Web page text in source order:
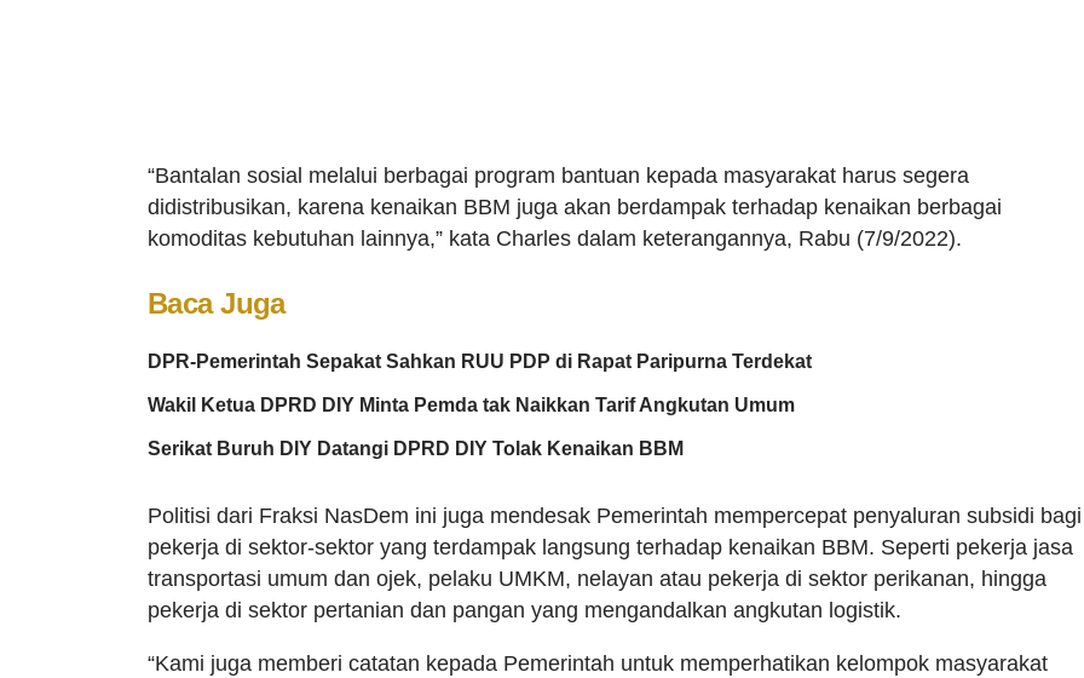
“Bantalan sosial melalui berbagai program bantuan kepada masyarakat harus segera
didistribusikan, karena kenaikan BBM juga akan berdampak terhadap kenaikan berbagai
komoditas kebutuhan lainnya,” kata Charles dalam keterangannya, Rabu (7/9/2022).
Baca Juga
DPR-Pemerintah Sepakat Sahkan RUU PDP di Rapat Paripurna Terdekat
Wakil Ketua DPRD DIY Minta Pemda tak Naikkan Tarif Angkutan Umum
Serikat Buruh DIY Datangi DPRD DIY Tolak Kenaikan BBM
Politisi dari Fraksi NasDem ini juga mendesak Pemerintah mempercepat penyaluran subsidi bagi
pekerja di sektor-sektor yang terdampak langsung terhadap kenaikan BBM. Seperti pekerja jasa
transportasi umum dan ojek, pelaku UMKM, nelayan atau pekerja di sektor perikanan, hingga
pekerja di sektor pertanian dan pangan yang mengandalkan angkutan logistik.
“Kami juga memberi catatan kepada Pemerintah untuk memperhatikan kelompok masyarakat